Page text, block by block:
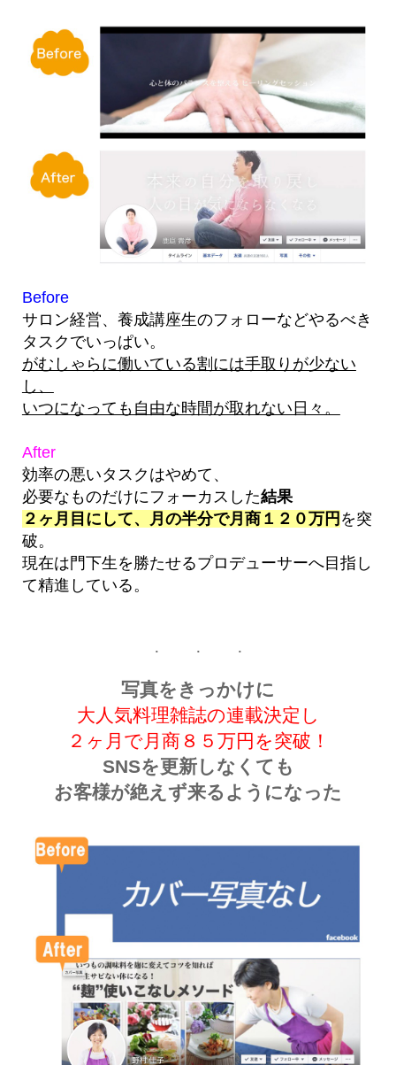
Before
サロン経営、養成講座生のフォローなどやるべき
タスクでいっぱい。
がむしゃらに働いている割には手取りが少ない
し、
いつになっても自由な時間が取れない日々。
After
効率の悪いタスクはやめて、
必要なものだけにフォーカスした結果
２ヶ月目にして、月の半分で月商１２０万円 を突
破。
現在は門下生を勝たせるプロデューサーへ目指し
て精進している。
写真をきっかけに
大人気料理雑誌の連載決定し
２ヶ月で月商８５万円を突破！
SNSを更新しなくても
お客様が絶えず来るようになった